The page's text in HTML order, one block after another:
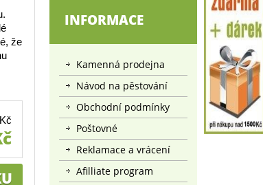
že
INFORMACE
Kamenná prodejna
Návod na pěstování
Obchodní podmínky
Poštovné
Reklamace a vrácení
Afilliate program